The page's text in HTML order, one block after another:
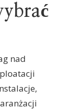
nad